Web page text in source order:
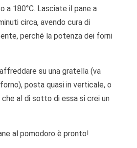
a 180°C. Lasciate il pane a
circa, avendo cura di
perché la potenza dei forni
su una gratella (va
posta quasi in verticale, o
che al di sotto di essa si crei un
al pomodoro è pronto!